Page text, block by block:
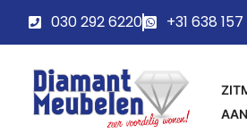
030 292 6220 +31 638